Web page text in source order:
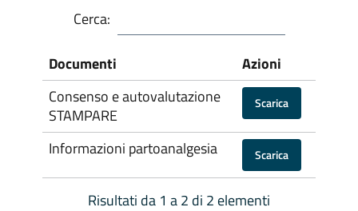
Cerca:
Documenti
Azioni
Consenso e autovalutazione
STAMPARE
Scarica
Informazioni partoanalgesia Scarica
Risultati da 1 a 2 di 2 elementi